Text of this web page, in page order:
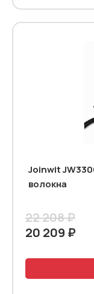
Joinwit
волокна
22 208 ₽
20 209 ₽